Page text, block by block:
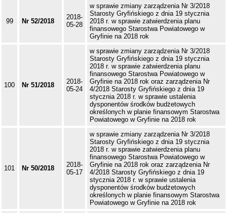
99 Nr 52/2018
2018-
05-28
w sprawie zmiany zarządzenia Nr 3/2018
Starosty Gryfińskiego z dnia 19 stycznia
2018 r. w sprawie zatwierdzenia planu
finansowego Starostwa Powiatowego w
Gryfinie na 2018 rok
100 Nr 51/2018
2018-
05-24
w sprawie zmiany zarządzenia Nr 3/2018
Starosty Gryfińskiego z dnia 19 stycznia
2018 r. w sprawie zatwierdzenia planu
finansowego Starostwa Powiatowego w
Gryfinie na 2018 rok oraz zarządzenia Nr
4/2018 Starosty Gryfińskiego z dnia 19
stycznia 2018 r. w sprawie ustalenia
dysponentów środków budżetowych
określonych w planie finansowym Starostwa
Powiatowego w Gryfinie na 2018 rok
101 Nr 50/2018
2018-
05-17
w sprawie zmiany zarządzenia Nr 3/2018
Starosty Gryfińskiego z dnia 19 stycznia
2018 r. w sprawie zatwierdzenia planu
finansowego Starostwa Powiatowego w
Gryfinie na 2018 rok oraz zarządzenia Nr
4/2018 Starosty Gryfińskiego z dnia 19
stycznia 2018 r. w sprawie ustalenia
dysponentów środków budżetowych
określonych w planie finansowym Starostwa
Powiatowego w Gryfinie na 2018 rok